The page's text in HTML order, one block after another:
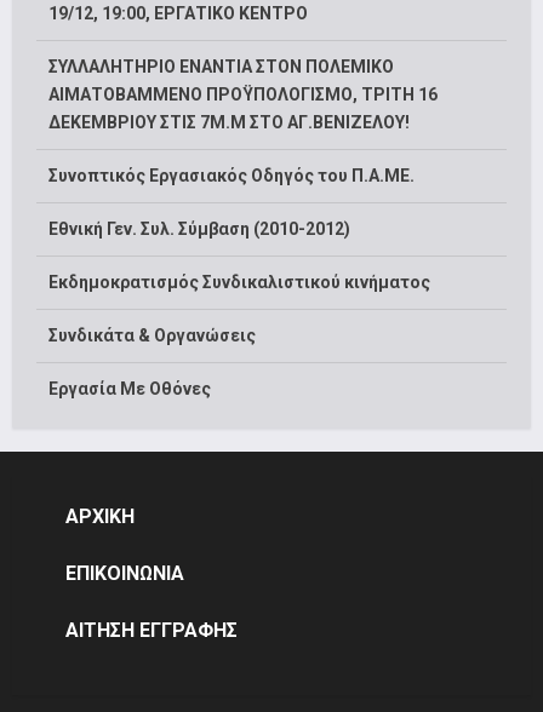
19/12, 19:00, ΕΡΓΑΤΙΚΟ ΚΕΝΤΡΟ
ΣΥΛΛΑΛΗΤΗΡΙΟ ΕΝΑΝΤΙΑ ΣΤΟΝ ΠΟΛΕΜΙΚΟ
ΑΙΜΑΤΟΒΑΜΜΕΝΟ ΠΡΟΫΠΟΛΟΓΙΣΜΟ, ΤΡΙΤΗ 16
ΔΕΚΕΜΒΡΙΟΥ ΣΤΙΣ 7Μ.Μ ΣΤΟ ΑΓ.ΒΕΝΙΖΕΛΟΥ!
Συνοπτικός Εργασιακός Οδηγός του Π.Α.ΜΕ.
Εθνική Γεν. Συλ. Σύμβαση (2010-2012)
Εκδημοκρατισμός Συνδικαλιστικού κινήματος
Συνδικάτα & Οργανώσεις
Εργασία Με Οθόνες
ΑΡΧΙΚΗ
ΕΠΙΚΟΙΝΩΝΙΑ
ΑΙΤΗΣΗ ΕΓΓΡΑΦΗΣ